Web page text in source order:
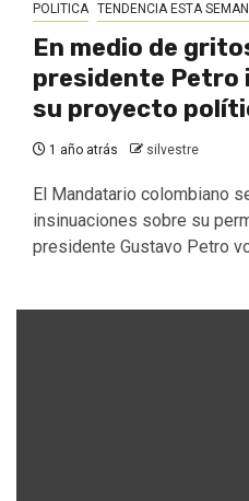
POLITICA TENDENCIA ESTA
En medio de
presidente Petro
su proyecto
1 año atrás silvestre
El Mandatario colombiano
insinuaciones sobre su
presidente Gustavo Petro